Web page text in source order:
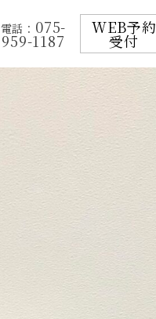
電話： 075-
959-1187
WEB予約
受付